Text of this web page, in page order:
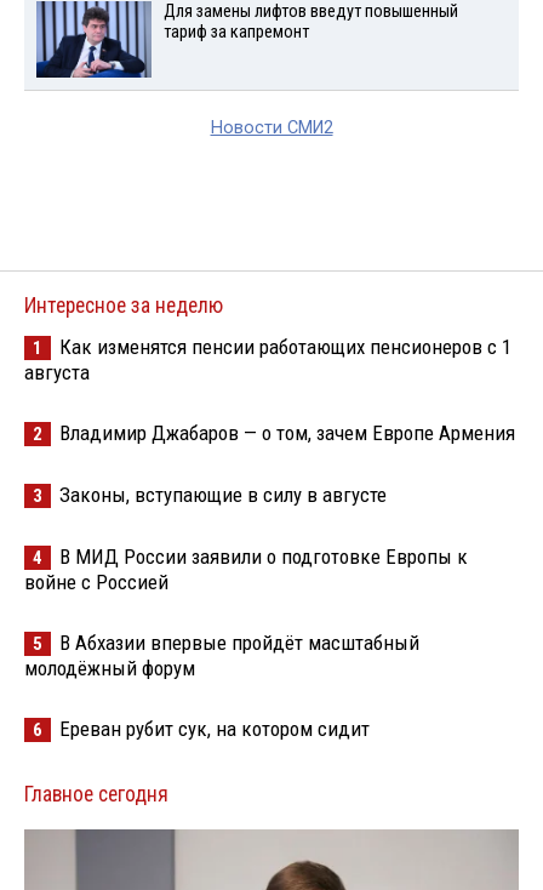
Для замены лифтов введут повышенный
тариф за капремонт
Новости СМИ2
Интересное за неделю
1
Как изменятся пенсии работающих пенсионеров с 1
августа
2 Владимир Джабаров — о том, зачем Европе Армения
3 Законы, вступающие в силу в августе
4
В МИД России заявили о подготовке Европы к
войне с Россией
5
В Абхазии впервые пройдёт масштабный
молодёжный форум
6 Ереван рубит сук, на котором сидит
Главное сегодня